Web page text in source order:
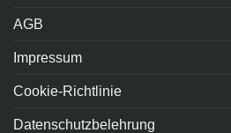
AGB
Impressum
Cookie-Richtlinie
Datenschutzbelehrung